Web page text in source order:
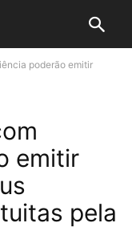
poderão emitir
emitir
pela